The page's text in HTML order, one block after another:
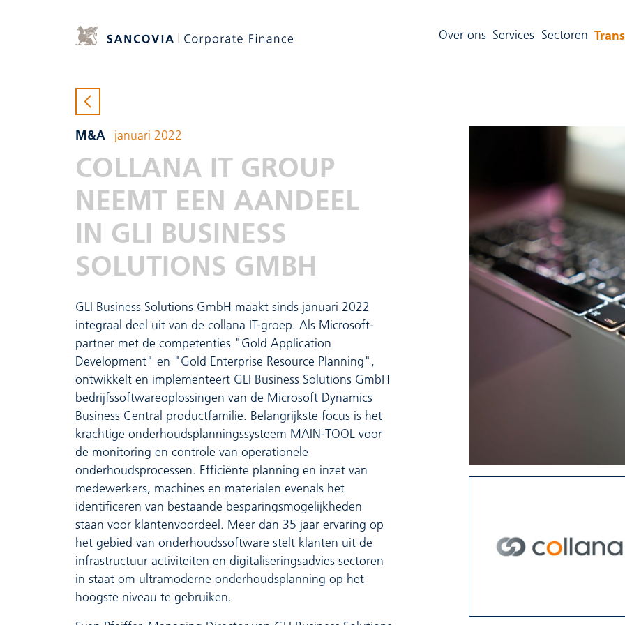
Over ons Services Sectoren
M&A januari 2022
COLLANA IT GROUP
NEEMT EEN AANDEEL
IN GLI BUSINESS
SOLUTIONS GMBH
GLI Business Solutions GmbH maakt sinds januari 2022
integraal deel uit van de collana IT-groep. Als Microsoft-
partner met de competenties "Gold Application
Development" en "Gold Enterprise Resource Planning",
ontwikkelt en implementeert GLI Business Solutions GmbH
bedrijfssoftwareoplossingen van de Microsoft Dynamics
Business Central productfamilie. Belangrijkste focus is het
krachtige onderhoudsplanningssysteem MAIN-TOOL voor
de monitoring en controle van operationele
onderhoudsprocessen. Efficiënte planning en inzet van
medewerkers, machines en materialen evenals het
identificeren van bestaande besparingsmogelijkheden
staan voor klantenvoordeel. Meer dan 35 jaar ervaring op
het gebied van onderhoudssoftware stelt klanten uit de
infrastructuur activiteiten en digitaliseringsadvies sectoren
in staat om ultramoderne onderhoudsplanning op het
hoogste niveau te gebruiken.